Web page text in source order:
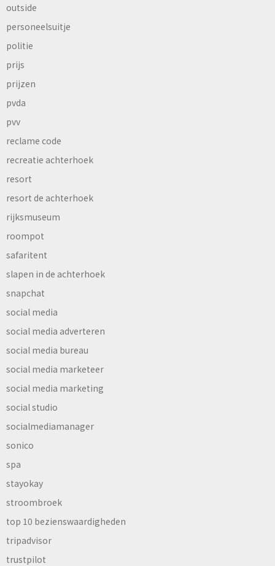
outside
personeelsuitje
politie
prijs
prijzen
pvda
pvv
reclame code
recreatie achterhoek
resort
resort de achterhoek
rijksmuseum
roompot
safaritent
slapen in de achterhoek
snapchat
social media
social media adverteren
social media bureau
social media marketeer
social media marketing
social studio
socialmediamanager
sonico
spa
stayokay
stroombroek
top 10 bezienswaardigheden
tripadvisor
trustpilot